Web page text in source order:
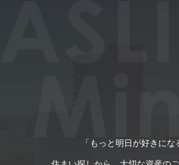
「もっと明日が好きにな